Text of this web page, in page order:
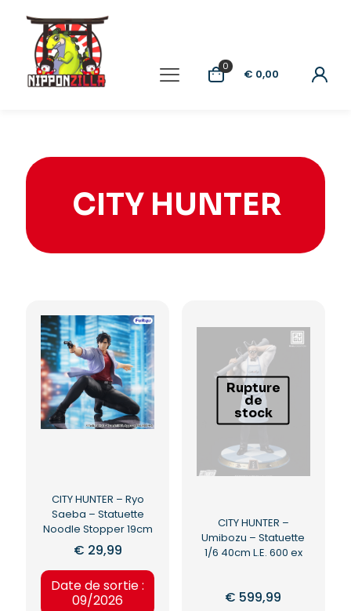
0
€ 0,00
CITY HUNTER
CITY HUNTER – Ryo
Saeba – Statuette
Noodle Stopper 19cm
€ 29,99
Date de sortie :
09/2026
Rupture
de
stock
CITY HUNTER –
Umibozu – Statuette
1/6 40cm L.E. 600 ex
€ 599,99